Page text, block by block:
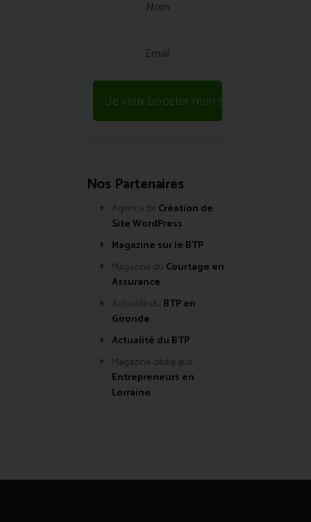
Je veux booster mon site !
Nos Partenaires
Agence de Création de
Site WordPress
Magazine sur le BTP
Magazine du Courtage en
Assurance
Actualité du BTP en
Gironde
Actualité du BTP
Magazine dédié aux
Entrepreneurs en
Lorraine